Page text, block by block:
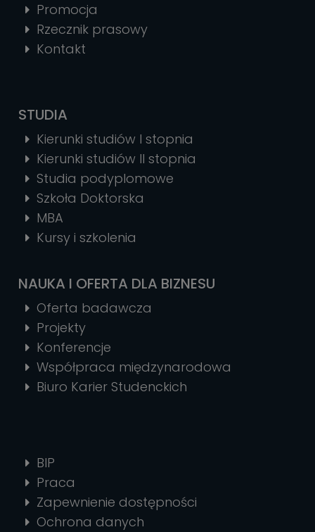
Promocja
Rzecznik prasowy
Kontakt
STUDIA
Kierunki studiów I stopnia
Kierunki studiów II stopnia
Studia podyplomowe
Szkoła Doktorska
MBA
Kursy i szkolenia
NAUKA I OFERTA DLA BIZNESU
Oferta badawcza
Projekty
Konferencje
Współpraca międzynarodowa
Biuro Karier Studenckich
BIP
Praca
Zapewnienie dostępności
Ochrona danych